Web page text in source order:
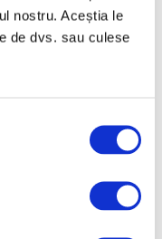
nostru. Aceștia le
de dvs. sau culese